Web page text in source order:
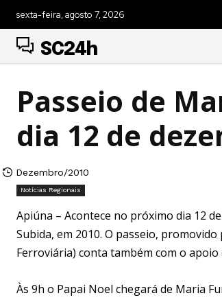
sexta-feira, agosto 7, 2026
SC24h
Passeio de
dia 12 de
Dezembro/2010
Notícias Regionais
Apiúna – Acontece no próximo dia 12
Subida, em 2010. O passeio,
Ferroviária) conta também com o
Às 9h o Papai Noel chegará de Maria